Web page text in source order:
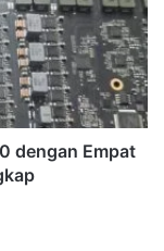
dengan Empat